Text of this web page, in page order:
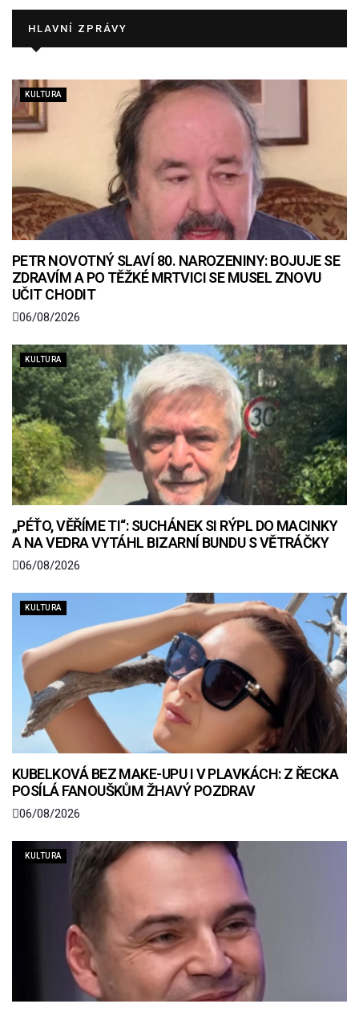
HLAVNÍ ZPRÁVY
KULTURA
PETR NOVOTNÝ SLAVÍ 80. NAROZENINY: BOJUJE SE
ZDRAVÍM A PO TĚŽKÉ MRTVICI SE MUSEL ZNOVU
UČIT CHODIT
06/08/2026
KULTURA
„PÉŤO, VĚŘÍME TI“: SUCHÁNEK SI RÝPL DO MACINKY
A NA VEDRA VYTÁHL BIZARNÍ BUNDU S VĚTRÁČKY
06/08/2026
KULTURA
KUBELKOVÁ BEZ MAKE-UPU I V PLAVKÁCH: Z ŘECKA
POSÍLÁ FANOUŠKŮM ŽHAVÝ POZDRAV
06/08/2026
KULTURA